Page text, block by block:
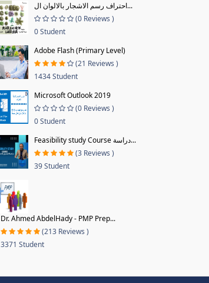
احتراف رسم الاشجار بالالوان ال...
(0 Reviews )
0 Student
Adobe Flash (Primary Level)
(21 Reviews )
1434 Student
Microsoft Outlook 2019
(0 Reviews )
0 Student
Feasibility study Course دراسة...
(3 Reviews )
39 Student
Dr. Ahmed AbdelHady - PMP Prep...
(213 Reviews )
3371 Student